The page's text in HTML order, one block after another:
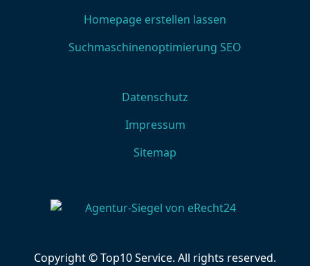
Homepage erstellen lassen
Suchmaschinenoptimierung SEO
Datenschutz
Impressum
Sitemap
Copyright © Top10 Service. All rights reserved.